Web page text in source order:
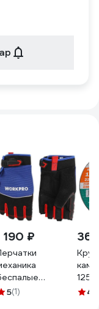
190 ₽
PRO L
5(1)
T424.3